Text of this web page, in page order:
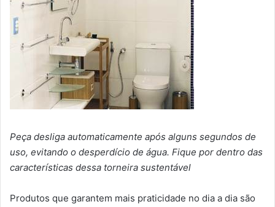
Peça desliga automaticamente após alguns segundos de
uso, evitando o desperdício de água. Fique por dentro das
características dessa torneira sustentável
Produtos que garantem mais praticidade no dia a dia são